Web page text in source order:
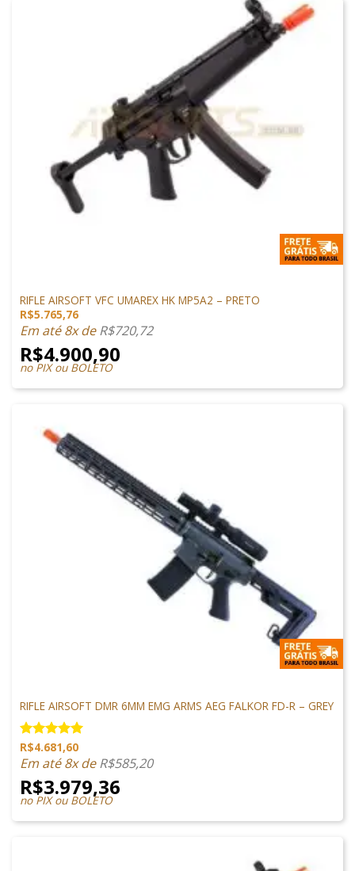
RIFLE AIRSOFT VFC UMAREX HK MP5A2 – PRETO
R$5.765,76
Em até 8x deR$720,72
R$4.900,90
no PIX ou BOLETO
RIFLE AIRSOFT DMR 6MM EMG ARMS AEG FALKOR FD-R – GREY
Avaliação
5.00 de 5
R$4.681,60
Em até 8x deR$585,20
R$3.979,36
no PIX ou BOLETO